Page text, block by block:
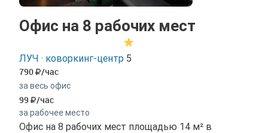
Офис на 8 рабочих мест
ЛУЧ · коворкинг-центр 5
790 /час
за весь офис
99 /час
за рабочее место
Офис на 8 рабочих мест площадью 14 м² в